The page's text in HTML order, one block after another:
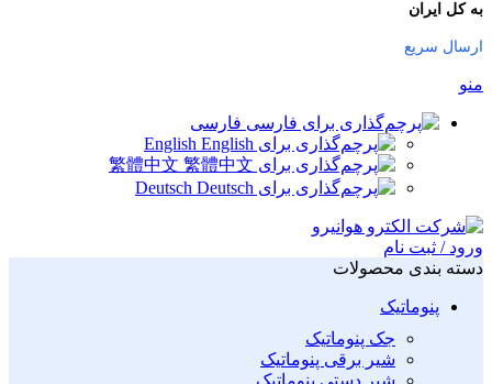
به کل ایران
ارسال سریع
منو
فارسی
English
繁體中文
Deutsch
ورود / ثبت نام
دسته بندی محصولات
پنوماتیک
جک پنوماتیک
شیر برقی پنوماتیک